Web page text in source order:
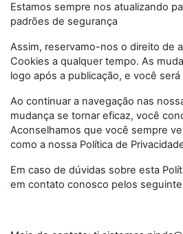
Estamos sempre nos atualizando
padrões de segurança
Assim, reservamo-nos o direito de
Cookies a qualquer tempo. As
logo após a publicação, e você será
Ao continuar a navegação nas
mudança se tornar eficaz, você
Aconselhamos que você sempre
como a nossa Política de
Em caso de dúvidas sobre esta
em contato conosco pelos